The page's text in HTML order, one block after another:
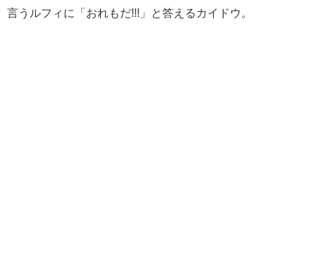
言うルフィに「おれもだ!!!」と答えるカイドウ。